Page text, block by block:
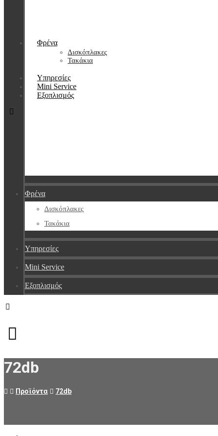
Φρένα
Δισκόπλακες
Τακάκια
Υπηρεσίες
Mini Service
Εξοπλισμός
Φρένα
Δισκόπλακες
Τακάκια
Υπηρεσίες
Mini Service
Εξοπλισμός
72db
Προϊόντα 72db